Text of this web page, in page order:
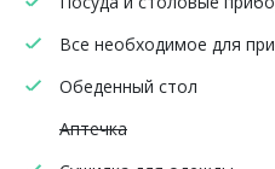
Все необходимое для
Обеденный стол
Аптечка